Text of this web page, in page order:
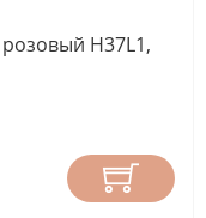
H37L1,